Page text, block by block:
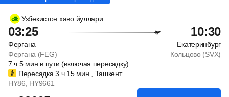
Узбекистон хаво йуллари
03:25 10:30
Фергана
Екатеринбург
Фергана (FEG)
Кольцово (SVX)
7ч 5 мин в пути (включая пересадку)
Пересадка 3 ч15 мин , Ташкент
HY86 , HY9661